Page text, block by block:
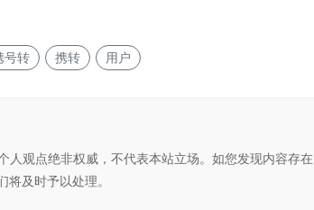
号转 携转 用户
人观点绝非权威，不代表本站立场。如您发现内容存在
及时予以处理。